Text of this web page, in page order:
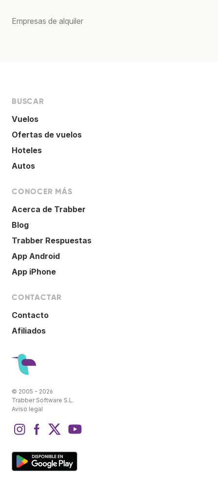
Empresas de alquiler
BUSCAR
Vuelos
Ofertas de vuelos
Hoteles
Autos
CONOCER MÁS
Acerca de Trabber
Blog
Trabber Respuestas
App Android
App iPhone
CONTACTAR
Contacto
Afiliados
© 2005 - 2026
Trabber Software S.L.
Aviso legal